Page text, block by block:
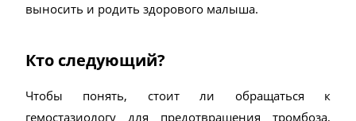
выносить и родить здорового малыша.
Кто следующий?
Чтобы понять, стоит ли обращаться к
гемостазиологу для предотвращения тромбоза,